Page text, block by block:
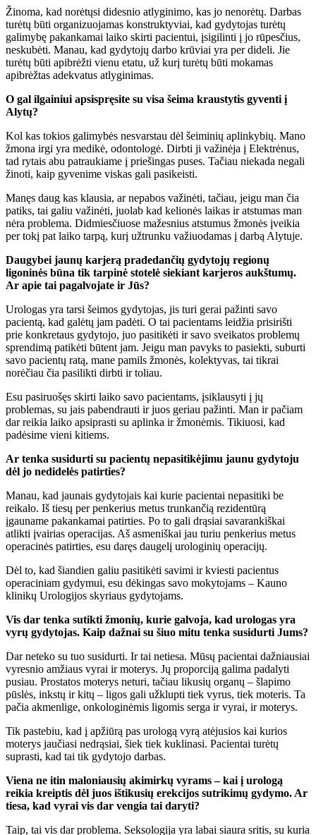
Žinoma, kad norėtųsi didesnio atlyginimo, kas jo nenorėtų. Darbas
turėtų būti organizuojamas konstruktyviai, kad gydytojas turėtų
galimybę pakankamai laiko skirti pacientui, įsigilinti į jo rūpesčius,
neskubėti. Manau, kad gydytojų darbo krūviai yra per dideli. Jie
turėtų būti apibrėžti vienu etatu, už kurį turėtų būti mokamas
apibrėžtas adekvatus atlyginimas.
O gal ilgainiui apsispręsite su visa šeima kraustytis gyventi į
Alytų?
Kol kas tokios galimybės nesvarstau dėl šeiminių aplinkybių. Mano
žmona irgi yra medikė, odontologė. Dirbti ji važinėja į Elektrėnus,
tad rytais abu patraukiame į priešingas puses. Tačiau niekada negali
žinoti, kaip gyvenime viskas gali pasikeisti.
Manęs daug kas klausia, ar nepabos važinėti, tačiau, jeigu man čia
patiks, tai galiu važinėti, juolab kad kelionės laikas ir atstumas man
nėra problema. Didmiesčiuose mažesnius atstumus žmonės įveikia
per tokį pat laiko tarpą, kurį užtrunku važiuodamas į darbą Alytuje.
Daugybei jaunų karjerą pradedančių gydytojų regionų
ligoninės būna tik tarpinė stotelė siekiant karjeros aukštumų.
Ar apie tai pagalvojate ir Jūs?
Urologas yra tarsi šeimos gydytojas, jis turi gerai pažinti savo
pacientą, kad galėtų jam padėti. O tai pacientams leidžia prisirišti
prie konkretaus gydytojo, juo pasitikėti ir savo sveikatos problemų
sprendimą patikėti būtent jam. Jeigu man pavyks to pasiekti, suburti
savo pacientų ratą, mane pamils žmonės, kolektyvas, tai tikrai
norėčiau čia pasilikti dirbti ir toliau.
Esu pasiruošęs skirti laiko savo pacientams, įsiklausyti į jų
problemas, su jais pabendrauti ir juos geriau pažinti. Man ir pačiam
dar reikia laiko apsiprasti su aplinka ir žmonėmis. Tikiuosi, kad
padėsime vieni kitiems.
Ar tenka susidurti su pacientų nepasitikėjimu jaunu gydytoju
dėl jo nedidelės patirties?
Manau, kad jaunais gydytojais kai kurie pacientai nepasitiki be
reikalo. Iš tiesų per penkerius metus trunkančią rezidentūrą
įgauname pakankamai patirties. Po to gali drąsiai savarankiškai
atlikti įvairias operacijas. Aš asmeniškai jau turiu penkerius metus
operacinės patirties, esu daręs daugelį urologinių operacijų.
Dėl to, kad šiandien galiu pasitikėti savimi ir kviesti pacientus
operaciniam gydymui, esu dėkingas savo mokytojams – Kauno
klinikų Urologijos skyriaus gydytojams.
Vis dar tenka sutikti žmonių, kurie galvoja, kad urologas yra
vyrų gydytojas. Kaip dažnai su šiuo mitu tenka susidurti Jums?
Dar neteko su tuo susidurti. Ir tai netiesa. Mūsų pacientai dažniausiai
vyresnio amžiaus vyrai ir moterys. Jų proporciją galima padalyti
pusiau. Prostatos moterys neturi, tačiau likusių organų – šlapimo
pūslės, inkstų ir kitų – ligos gali užklupti tiek vyrus, tiek moteris. Ta
pačia akmenlige, onkologinėmis ligomis serga ir vyrai, ir moterys.
Tik pastebiu, kad į apžiūrą pas urologą vyrą atėjusios kai kurios
moterys jaučiasi nedrąsiai, šiek tiek kuklinasi. Pacientai turėtų
suprasti, kad tai tik gydytojo darbas.
Viena ne itin maloniausių akimirkų vyrams – kai į urologą
reikia kreiptis dėl juos ištikusių erekcijos sutrikimų gydymo. Ar
tiesa, kad vyrai vis dar vengia tai daryti?
Taip, tai vis dar problema. Seksologija yra labai siaura sritis, su kuria